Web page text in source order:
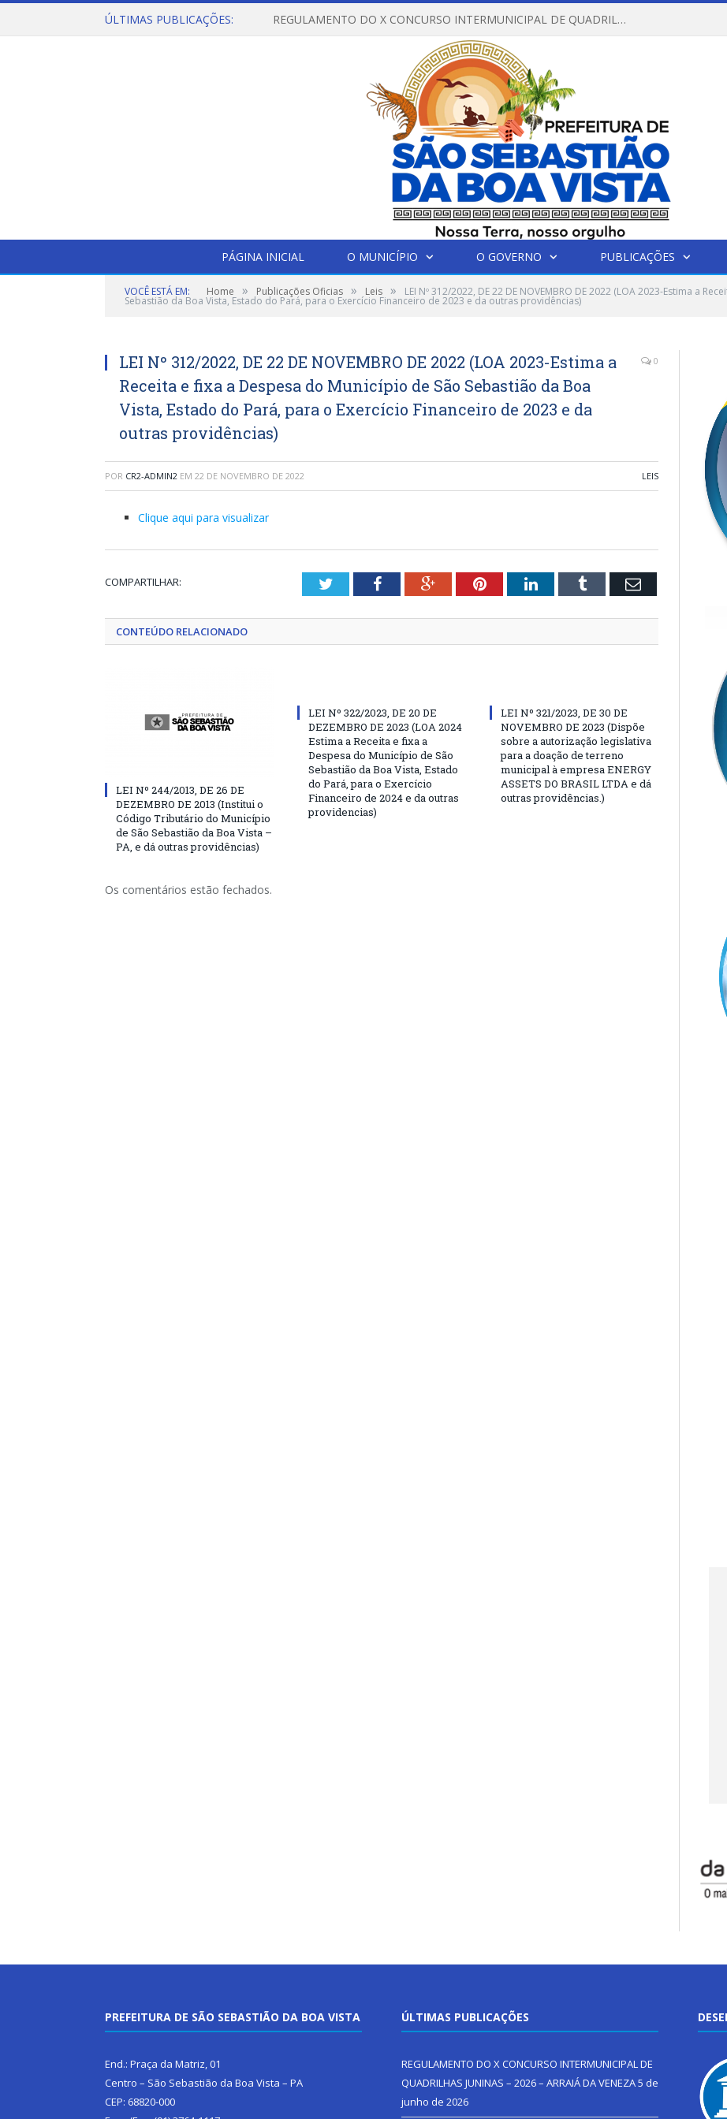
ÚLTIMAS PUBLICAÇÕES: REGULAMENTO DO X CONCURSO INTERMUNICIPAL DE QUADRILHAS JUNINAS – 2026 – ARRAIÁ DA VENEZA
PÁGINA INICIAL O MUNICÍPIO O GOVERNO PUBLICAÇÕES
VOCÊ ESTÁ EM: Home » Publicações Oficias » Leis » LEI Nº 312/2022, DE 22 DE NOVEMBRO DE 2022 (LOA 2023-Estima a
Sebastião da Boa Vista, Estado do Pará, para o Exercício Financeiro de 2023 e da outras providências)
LEI Nº 312/2022, DE 22 DE NOVEMBRO DE 2022 (LOA 2023-Estima a
Receita e fixa a Despesa do Município de São Sebastião da Boa
Vista, Estado do Pará, para o Exercício Financeiro de 2023 e da
outras providências)
0
POR CR2-ADMIN2 EM 22 DE NOVEMBRO DE 2022 LEIS
Clique aqui para visualizar
COMPARTILHAR: TwitterFacebookGoogle+PinterestLinkedInTumblr Email
CONTEÚDO RELACIONADO
LEI Nº 244/2013, DE 26 DE
DEZEMBRO DE 2013 (Institui o
Código Tributário do Município
de São Sebastião da Boa Vista –
PA, e dá outras providências)
LEI Nº 322/2023, DE 20 DE
DEZEMBRO DE 2023 (LOA 2024
Estima a Receita e fixa a
Despesa do Município de São
Sebastião da Boa Vista, Estado
do Pará, para o Exercício
Financeiro de 2024 e da outras
providencias)
LEI Nº 321/2023, DE 30 DE
NOVEMBRO DE 2023 (Dispõe
sobre a autorização legislativa
para a doação de terreno
municipal à empresa ENERGY
ASSETS DO BRASIL LTDA e dá
outras providências.)
Os comentários estão fechados.
PREFEITURA DE SÃO SEBASTIÃO DA BOA VISTA
End.: Praça da Matriz, 01
Centro – São Sebastião da Boa Vista – PA
CEP: 68820-000
ÚLTIMAS PUBLICAÇÕES
REGULAMENTO DO X CONCURSO INTERMUNICIPAL DE
QUADRILHAS JUNINAS – 2026 – ARRAIÁ DA VENEZA5 de
junho de 2026